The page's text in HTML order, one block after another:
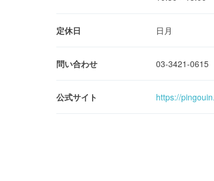
定休日 日月
問い合わせ 03-3421-0615
公式サイト https://